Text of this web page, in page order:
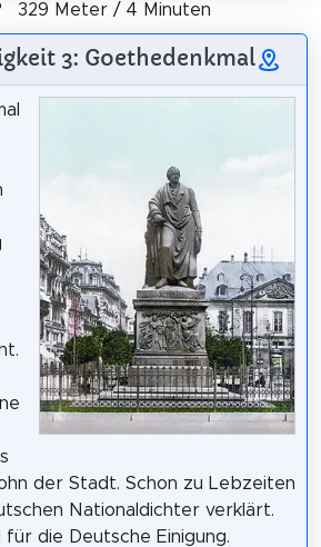
329 Meter / 4 Minuten
3: Goethedenkmal
der Stadt. Schon zu Lebzeiten
Nationaldichter verklärt.
für die Deutsche Einigung.